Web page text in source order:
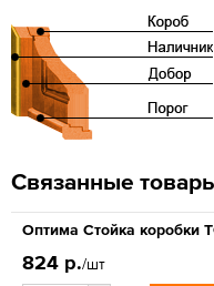
Связанные
Оптима Стойка коробки
824 р./шт